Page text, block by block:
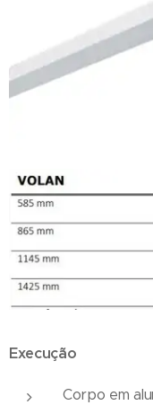
Execução
Corpo em